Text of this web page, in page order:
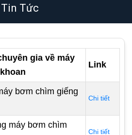
Tin Tức
gia về máy
Link
bơm chìm giếng
Chi tiết
máy bơm chìm
Chi tiết